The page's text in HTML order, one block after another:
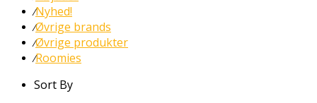
⁄Nyhed!
⁄Øvrige brands
⁄Øvrige produkter
⁄Roomies
Sort By